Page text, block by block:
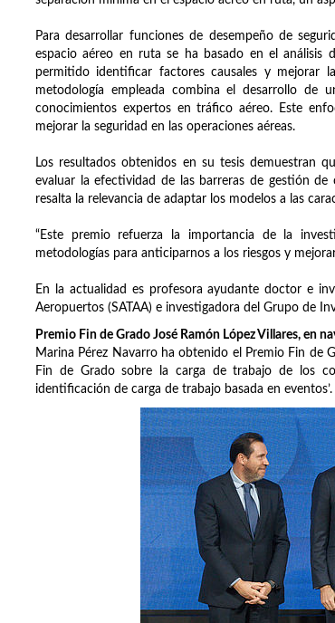
Para desarrollar funciones de desempeño de
espacio aéreo en ruta se ha basado en el análisis
permitido identificar factores causales y mejorar
metodología empleada combina el desarrollo de
conocimientos expertos en tráfico aéreo. Este
mejorar la seguridad en las operaciones aéreas.
Los resultados obtenidos en su tesis demuestran
evaluar la efectividad de las barreras de gestión
resalta la relevancia de adaptar los modelos a las
“Este premio refuerza la importancia de la
metodologías para anticiparnos a los riesgos y
En la actualidad es profesora ayudante doctor e
Aeropuertos (SATAA) e investigadora del Grupo de
Premio Fin de Grado José Ramón López Villares, en
Marina Pérez Navarro ha obtenido el Premio Fin de
Fin de Grado sobre la carga de trabajo de los
identificación de carga de trabajo basada en eventos’.